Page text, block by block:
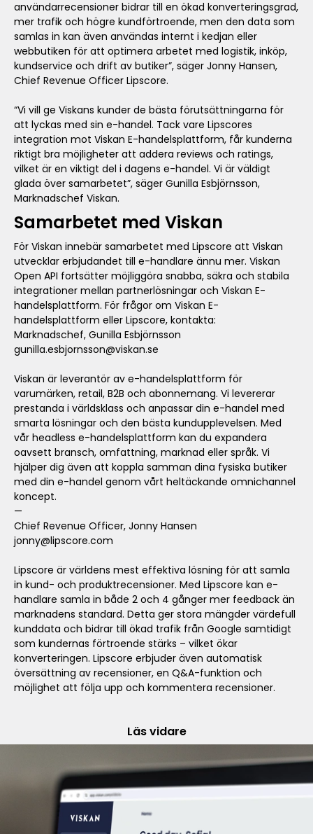
användarrecensioner bidrar till en ökad konverteringsgrad,
mer trafik och högre kundförtroende, men den data som
samlas in kan även användas internt i kedjan eller
webbutiken för att optimera arbetet med logistik, inköp,
kundservice och drift av butiker”, säger Jonny Hansen,
Chief Revenue Officer Lipscore.
“Vi vill ge Viskans kunder de bästa förutsättningarna för
att lyckas med sin e-handel. Tack vare Lipscores
integration mot Viskan E-handelsplattform, får kunderna
riktigt bra möjligheter att addera reviews och ratings,
vilket är en viktigt del i dagens e-handel. Vi är väldigt
glada över samarbetet”, säger Gunilla Esbjörnsson,
Marknadschef Viskan.
Samarbetet med Viskan
För Viskan innebär samarbetet med Lipscore att Viskan
utvecklar erbjudandet till e-handlare ännu mer. Viskan
Open API fortsätter möjliggöra snabba, säkra och stabila
integrationer mellan partnerlösningar och Viskan E-
handelsplattform. För frågor om Viskan E-
handelsplattform eller Lipscore, kontakta:
Marknadschef, Gunilla Esbjörnsson
gunilla.esbjornsson@viskan.se
Viskan är leverantör av e-handelsplattform för
varumärken, retail, B2B och abonnemang. Vi levererar
prestanda i världsklass och anpassar din e-handel med
smarta lösningar och den bästa kundupplevelsen. Med
vår headless e-handelsplattform kan du expandera
oavsett bransch, omfattning, marknad eller språk. Vi
hjälper dig även att koppla samman dina fysiska butiker
med din e-handel genom vårt heltäckande omnichannel
koncept.
—
Chief Revenue Officer, Jonny Hansen
jonny@lipscore.com
Lipscore är världens mest effektiva lösning för att samla
in kund- och produktrecensioner. Med Lipscore kan e-
handlare samla in både 2 och 4 gånger mer feedback än
marknadens standard. Detta ger stora mängder värdefull
kunddata och bidrar till ökad trafik från Google samtidigt
som kundernas förtroende stärks – vilket ökar
konverteringen. Lipscore erbjuder även automatisk
översättning av recensioner, en Q&A-funktion och
möjlighet att följa upp och kommentera recensioner.
Läs vidare